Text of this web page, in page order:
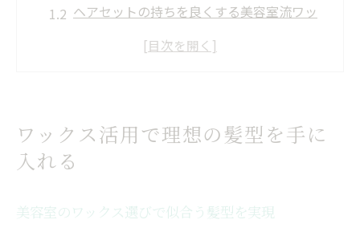
ヘアセットの持ちを良くする美容室流ワッ
美容室のプロが教えるワックス活用の秘訣
美容室ならではのワックス相談術発見
法
ワックス活用で理想の髪型を手に
入れる
美容室のワックス選びで似合う髪型を実現